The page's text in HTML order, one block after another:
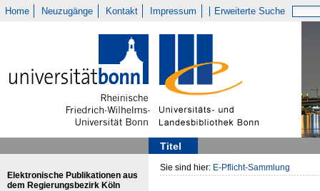
Home Neuzugänge Kontakt Impressum Erweiterte Suche
Titel
Elektronische Publikationen aus
dem Regierungsbezirk Köln
Sie sind hier: E-Pflicht-Sammlung